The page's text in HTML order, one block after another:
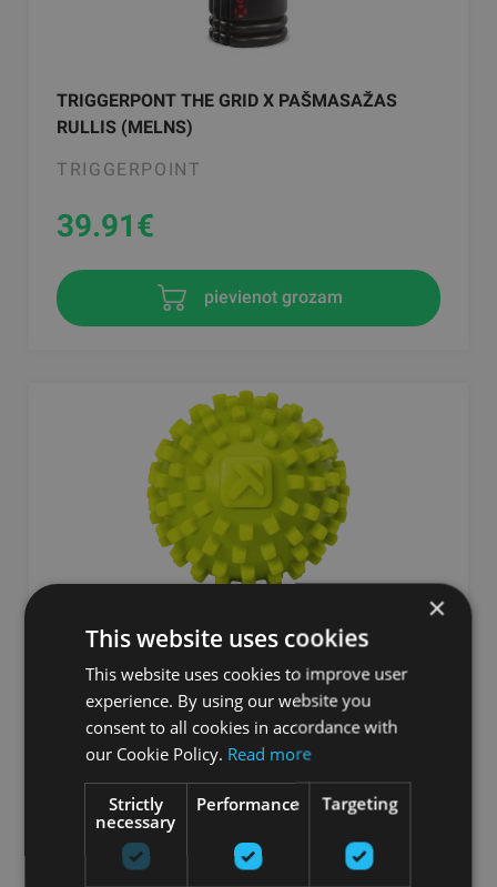
TRIGGERPONT THE GRID X PAŠMASAŽAS
RULLIS (MELNS)
TRIGGERPOINT
39.91€
pievienot grozam
TRIGGERPOINT MOBIPOINT™ MASAŽAS
BUMBINA
TRIGGERPOINT
9.90€
pievienot grozam
×
This website uses cookies
This website uses cookies to improve user
experience. By using our website you
consent to all cookies in accordance with
our Cookie Policy. Read more
Strictly
necessary
Performance Targeting